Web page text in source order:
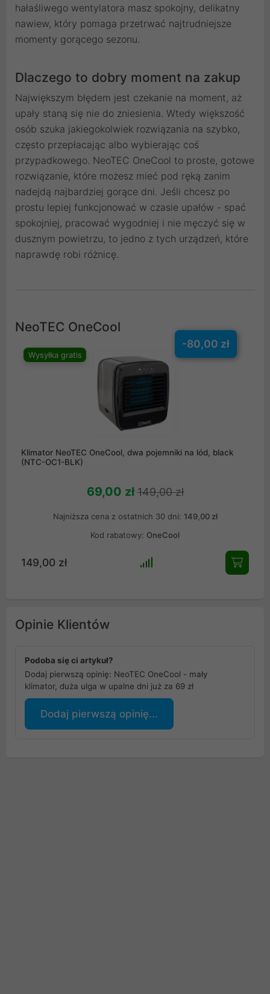
hałaśliwego wentylatora masz spokojny, delikatny
nawiew, który pomaga przetrwać najtrudniejsze
momenty gorącego sezonu.
Dlaczego to dobry moment na zakup
Największym błędem jest czekanie na moment, aż
upały staną się nie do zniesienia. Wtedy większość
osób szuka jakiegokolwiek rozwiązania na szybko,
często przepłacając albo wybierając coś
przypadkowego. NeoTEC OneCool to proste, gotowe
rozwiązanie, które możesz mieć pod ręką zanim
nadejdą najbardziej gorące dni. Jeśli chcesz po
prostu lepiej funkcjonować w czasie upałów - spać
spokojniej, pracować wygodniej i nie męczyć się w
dusznym powietrzu, to jedno z tych urządzeń, które
naprawdę robi różnicę.
NeoTEC OneCool
-80,00 zł
Wysyłka gratis
Klimator NeoTEC OneCool, dwa pojemniki na lód, black
(NTC-OC1-BLK)
69,00 zł 149,00 zł
Najniższa cena z ostatnich 30 dni: 149,00 zł
Kod rabatowy: OneCool
149,00 zł
Opinie Klientów
Podoba się ci artykuł?
Dodaj pierwszą opinię: NeoTEC OneCool - mały
klimator, duża ulga w upalne dni już za 69 zł
Dodaj pierwszą opinię...